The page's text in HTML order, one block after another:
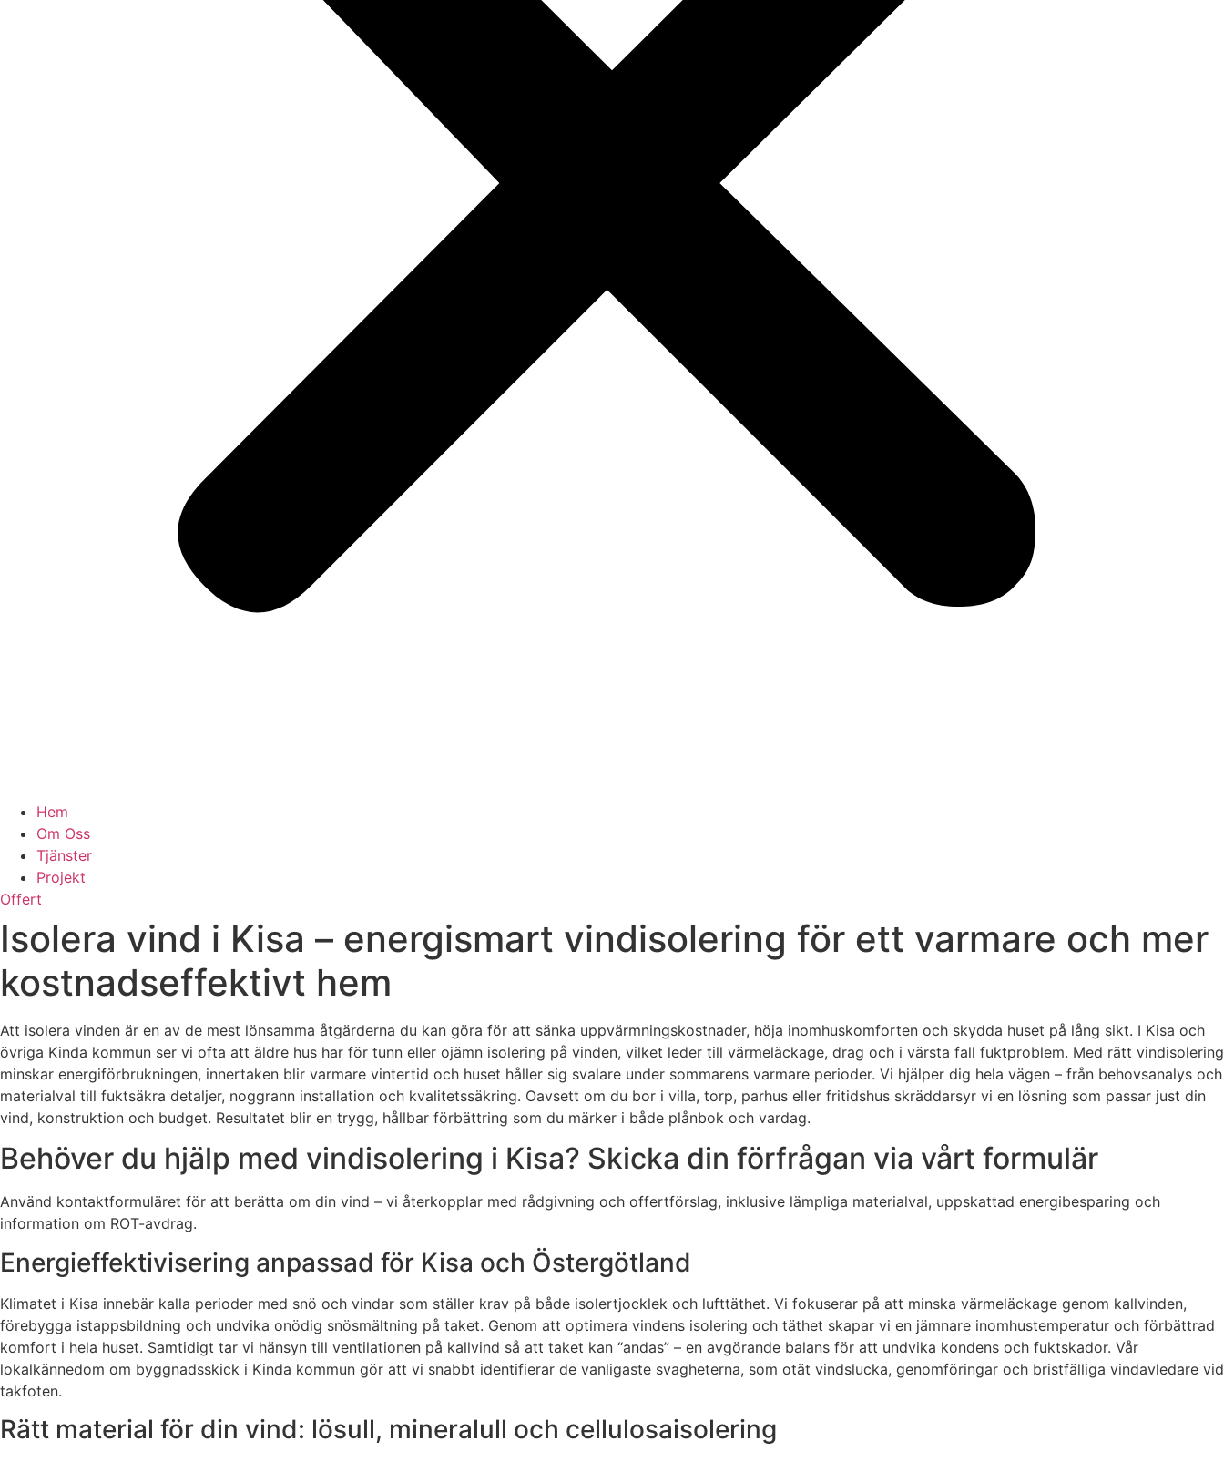
Hem
Om Oss
Tjänster
Projekt
Offert
Isolera vind i Kisa – energismart vindisolering för ett varmare och mer
kostnadseffektivt hem
Att isolera vinden är en av de mest lönsamma åtgärderna du kan göra för att sänka uppvärmningskostnader, höja inomhuskomforten och skydda huset på lång sikt. I Kisa och
övriga Kinda kommun ser vi ofta att äldre hus har för tunn eller ojämn isolering på vinden, vilket leder till värmeläckage, drag och i värsta fall fuktproblem. Med rätt vindisolering
minskar energiförbrukningen, innertaken blir varmare vintertid och huset håller sig svalare under sommarens varmare perioder. Vi hjälper dig hela vägen – från behovsanalys och
materialval till fuktsäkra detaljer, noggrann installation och kvalitetssäkring. Oavsett om du bor i villa, torp, parhus eller fritidshus skräddarsyr vi en lösning som passar just din
vind, konstruktion och budget. Resultatet blir en trygg, hållbar förbättring som du märker i både plånbok och vardag.
Behöver du hjälp med vindisolering i Kisa? Skicka din förfrågan via vårt formulär
Använd kontaktformuläret för att berätta om din vind – vi återkopplar med rådgivning och offertförslag, inklusive lämpliga materialval, uppskattad energibesparing och
information om ROT-avdrag.
Energieffektivisering anpassad för Kisa och Östergötland
Klimatet i Kisa innebär kalla perioder med snö och vindar som ställer krav på både isolertjocklek och lufttäthet. Vi fokuserar på att minska värmeläckage genom kallvinden,
förebygga istappsbildning och undvika onödig snösmältning på taket. Genom att optimera vindens isolering och täthet skapar vi en jämnare inomhustemperatur och förbättrad
komfort i hela huset. Samtidigt tar vi hänsyn till ventilationen på kallvind så att taket kan “andas” – en avgörande balans för att undvika kondens och fuktskador. Vår
lokalkännedom om byggnadsskick i Kinda kommun gör att vi snabbt identifierar de vanligaste svagheterna, som otät vindslucka, genomföringar och bristfälliga vindavledare vid
takfoten.
Rätt material för din vind: lösull, mineralull och cellulosaisolering